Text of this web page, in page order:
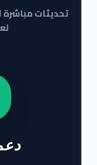
تحديثات مباشرة